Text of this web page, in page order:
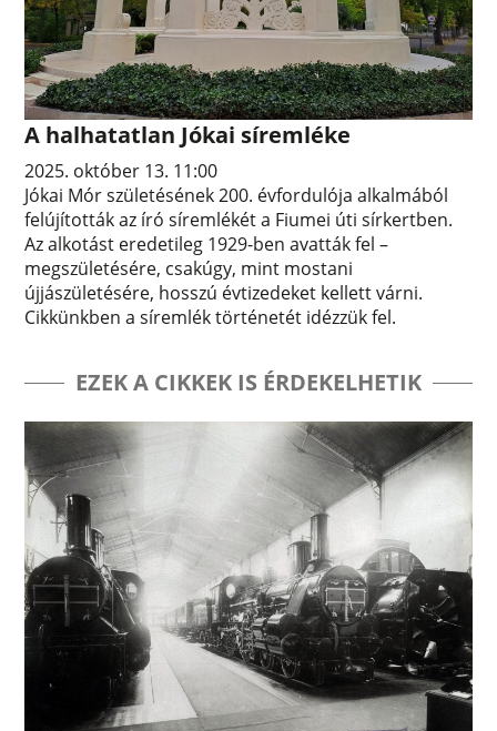
A halhatatlan Jókai síremléke
2025. október 13. 11:00
Jókai Mór születésének 200. évfordulója alkalmából
felújították az író síremlékét a Fiumei úti sírkertben.
Az alkotást eredetileg 1929-ben avatták fel –
megszületésére, csakúgy, mint mostani
újjászületésére, hosszú évtizedeket kellett várni.
Cikkünkben a síremlék történetét idézzük fel.
EZEK A CIKKEK IS ÉRDEKELHETIK